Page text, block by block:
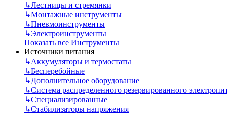
↳Лестницы и стремянки
↳Монтажные инструменты
↳Пневмоинструменты
↳Электроинструменты
Показать все Инструменты
Источники питания
↳Аккумуляторы и термостаты
↳Бесперебойные
↳Дополнительное оборудование
↳Система распределенного резервированного
↳Специализированные
↳Стабилизаторы напряжения